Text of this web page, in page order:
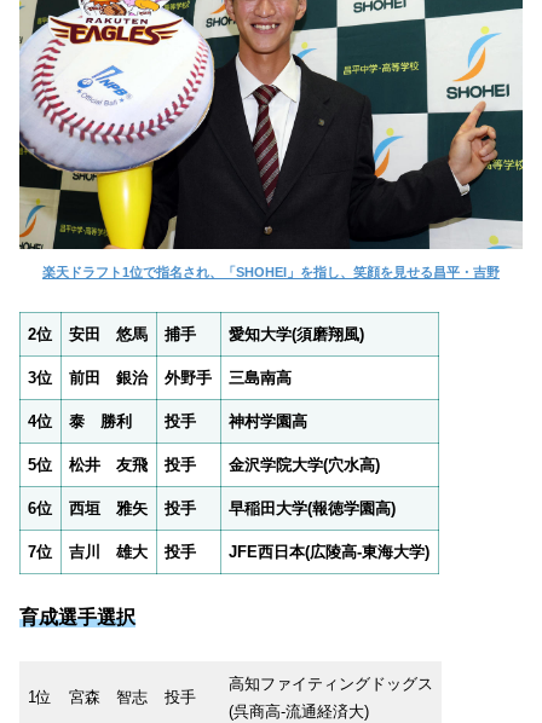
楽天ドラフト1位で指名され、「SHOHEI」を指し、笑顔を見せる昌平・吉野
2位 安田 悠馬 捕手 愛知大学(須磨翔風)
3位 前田 銀治 外野手 三島南高
4位 泰 勝利 投手 神村学園高
5位 松井 友飛 投手 金沢学院大学(穴水高)
6位 西垣 雅矢 投手 早稲田大学(報徳学園高)
7位 吉川 雄大 投手 JFE西日本(広陵高-東海大学)
育成選手選択
1位 宮森 智志 投手
高知ファイティングドッグス
(呉商高-流通経済大)